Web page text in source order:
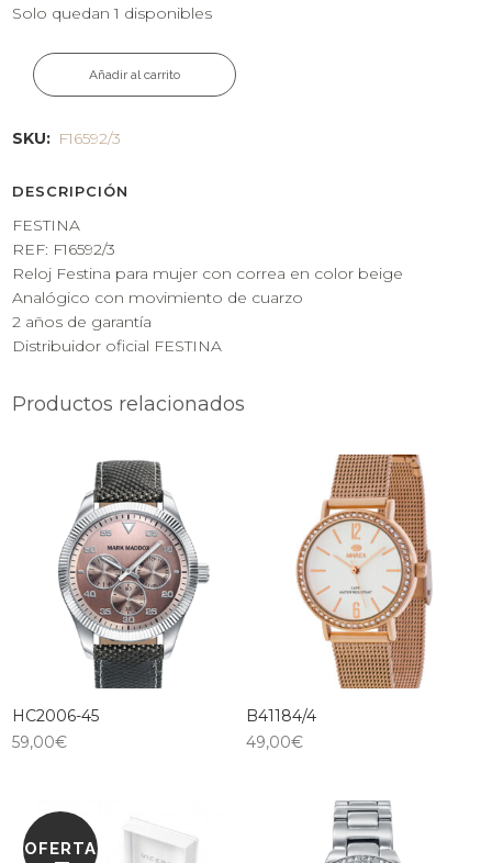
Solo quedan 1 disponibles
Añadir al carrito
SKU: F16592/3
DESCRIPCIÓN
FESTINA
REF: F16592/3
Reloj Festina para mujer con correa en color beige
Analógico con movimiento de cuarzo
2 años de garantía
Distribuidor oficial FESTINA
Productos relacionados
HC2006-45
59,00€
B41184/4
49,00€
OFERTA